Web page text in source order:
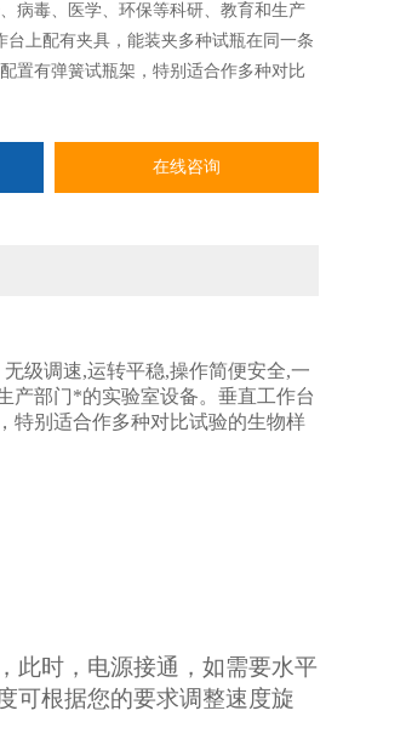
病毒、医学、环保等科研、教育和生产
上配有夹具，能装夹多种试瓶在同一条
置有弹簧试瓶架，特别适合作多种对比
在线咨询
级调速,运转平稳,操作简便安全,一
产部门*的实验室设备。垂直工作台
特别适合作多种对比试验的生物样
此时，电源接通，如需要水平
可根据您的要求调整速度旋